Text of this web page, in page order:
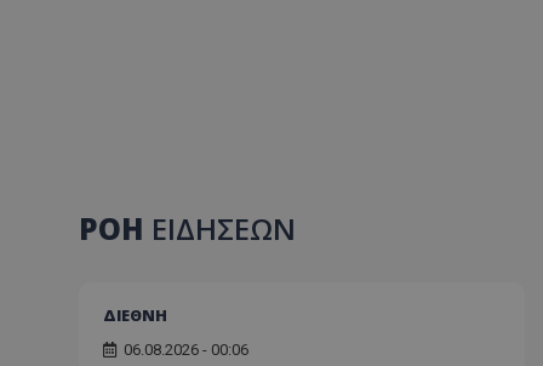
ΡΟΗ ΕΙΔΗΣΕΩΝ
ΔΙΕΘΝΗ
06.08.2026 - 00:06